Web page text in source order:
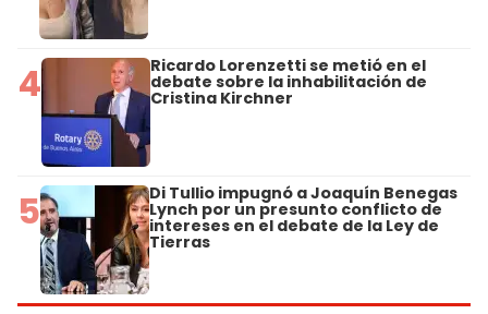
4 Ricardo Lorenzetti se metió en el
debate sobre la inhabilitación de
Cristina Kirchner
5 Di Tullio impugnó a Joaquín Benegas
Lynch por un presunto conflicto de
intereses en el debate de la Ley de
Tierras